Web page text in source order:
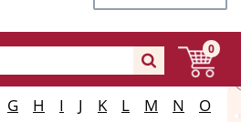
0
G H I J K L M N
O